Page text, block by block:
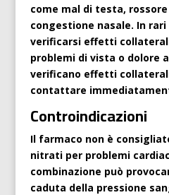
come mal di testa,
congestione nasale. In rari
verificarsi effetti
problemi di vista o dolore
verificano effetti
contattare
Controindicazioni
Il farmaco non è
nitrati per problemi
combinazione può
caduta della pressione